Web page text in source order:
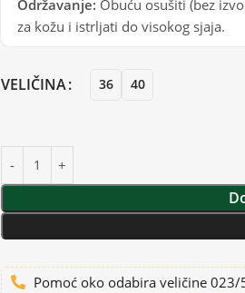
Održavanje: Obuću osušiti (bez
za kožu i istrljati do visokog sjaja.
VELIČINA 36 40
Pomoć oko odabira veličine